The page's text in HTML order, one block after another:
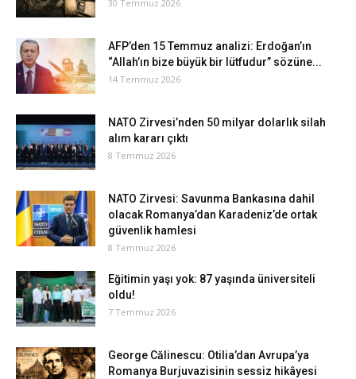
30 Temmuz 2026
AFP’den 15 Temmuz analizi: Erdoğan’ın
“Allah’ın bize büyük bir lütfudur” sözüne...
14 Temmuz 2026
NATO Zirvesi’nden 50 milyar dolarlık silah
alım kararı çıktı
8 Temmuz 2026
NATO Zirvesi: Savunma Bankasına dahil
olacak Romanya’dan Karadeniz’de ortak
güvenlik hamlesi
8 Temmuz 2026
Eğitimin yaşı yok: 87 yaşında üniversiteli
oldu!
7 Temmuz 2026
George Călinescu: Otilia’dan Avrupa’ya
Romanya Burjuvazisinin sessiz hikâyesi